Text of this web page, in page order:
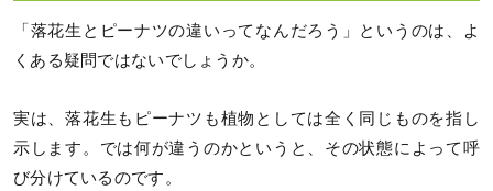
「落花生とピーナツの違いってなんだろう」というのは、よ
くある疑問ではないでしょうか。
実は、落花生もピーナツも植物としては全く同じものを指し
示します。では何が違うのかというと、その状態によって呼
び分けているのです。